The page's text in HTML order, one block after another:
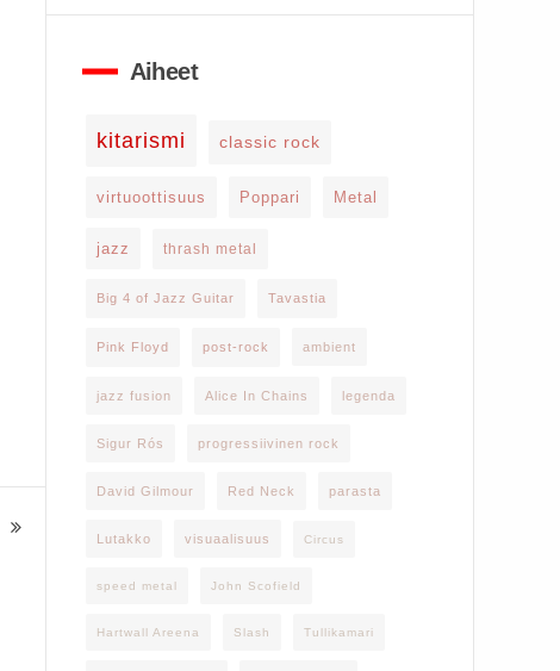
Aiheet
kitarismi classic rock
virtuoottisuus Poppari Metal
jazz thrash metal
Big 4 of Jazz Guitar Tavastia
Pink Floyd post-rock ambient
jazz fusion Alice In Chains legenda
Sigur Rós progressiivinen rock
David Gilmour Red Neck parasta
Lutakko visuaalisuus Circus
speed metal John Scofield
Hartwall Areena Slash Tullikamari